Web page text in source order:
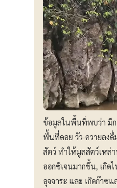
ข้อมูลในพื้นที่พบว่า มีก
พื้นที่ดอย วัว-ควายลงดื่
สัตว์ ทำให้มูลสัตว์เหล่
ออกซิเจนมากขึ้น, เกิด
อุจจาระ และ เกิดก๊า